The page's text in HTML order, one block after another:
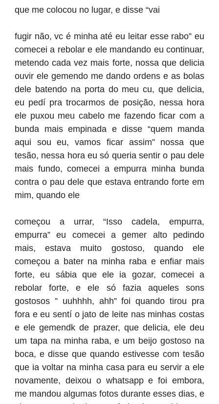
que me colocou no lugar, e disse “vai
fugir não, vc é minha até eu leitar esse rabo” eu
comecei a rebolar e ele mandando eu continuar,
metendo cada vez mais forte, nossa que delicia
ouvir ele gemendo me dando ordens e as bolas
dele batendo na porta do meu cu, que delicia,
eu pedí pra trocarmos de posição, nessa hora
ele puxou meu cabelo me fazendo ficar com a
bunda mais empinada e disse “quem manda
aqui sou eu, vamos ficar assim” nossa que
tesão, nessa hora eu só queria sentir o pau dele
mais fundo, comecei a empurra minha bunda
contra o pau dele que estava entrando forte em
mim, quando ele
começou a urrar, “Isso cadela, empurra,
empurra” eu comecei a gemer alto pedindo
mais, estava muito gostoso, quando ele
começou a bater na minha raba e enfiar mais
forte, eu sábia que ele ia gozar, comecei a
rebolar forte, e ele só fazia aqueles sons
gostosos ” uuhhhh, ahh” foi quando tirou pra
fora e eu sentí o jato de leite nas minhas costas
e ele gemendk de prazer, que delicia, ele deu
um tapa na minha raba, e um beijo gostoso na
boca, e disse que quando estivesse com tesão
que ia voltar na minha casa para eu servir a ele
novamente, deixou o whatsapp e foi embora,
me mandou algumas fotos durante esses dias, e